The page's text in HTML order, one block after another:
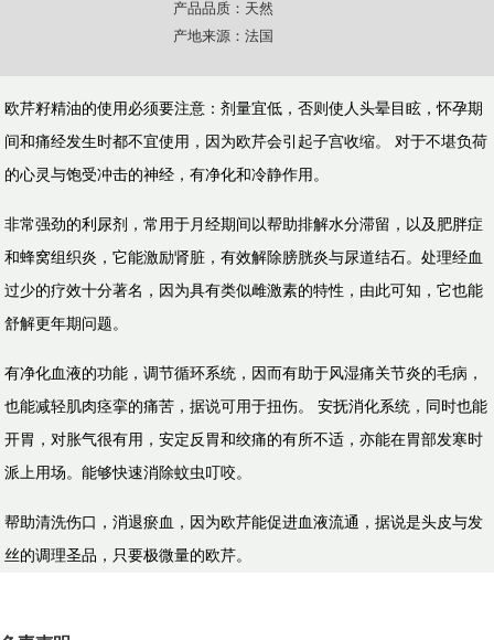
产品品质：天然
产地来源：法国
​欧芹籽精油的使用必须要注意：剂量宜低，否则使人头晕目眩，怀孕期
间和痛经发生时都不宜使用，因为欧芹会引起子宫收缩。 对于不堪负荷
的心灵与饱受冲击的神经，有净化和冷静作用。
​非常强劲的利尿剂，常用于月经期间以帮助排解水分滞留，以及肥胖症
和蜂窝组织炎，它能激励肾脏，有效解除膀胱炎与尿道结石。处理经血
过少的疗效十分著名，因为具有类似雌激素的特性，由此可知，它也能
舒解更年期问题。
​有净化血液的功能，调节循环系统，因而有助于风湿痛关节炎的毛病，
也能减轻肌肉痉挛的痛苦，据说可用于扭伤。 安抚消化系统，同时也能
开胃，对胀气很有用，安定反胃和绞痛的有所不适，亦能在胃部发寒时
派上用场。能够快速消除蚊虫叮咬。
​帮助清洗伤口，消退瘀血，因为欧芹能促进血液流通，据说是头皮与发
丝的调理圣品，只要极微量的欧芹。